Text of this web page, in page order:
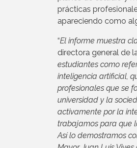
prácticas
apareciendo como
“El informe muestra
directora general de
estudiantes como
inteligencia artificial,
profesionales que se
universidad y la
activamente por la
trabajamos para que
Así lo demostramos